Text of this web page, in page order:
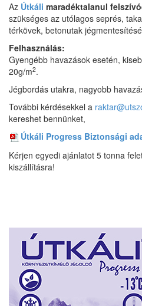
Az Útkáli maradéktalanul
szükséges az utólagos seprés,
térkövek, betonutak
Felhasználás:
Gyengébb havazások esetén,
20g/m2.
Jégbordás utakra, nagyobb
További kérdésekkel a
kereshet bennünket,
Útkáli Progress Biztonsági
Kérjen egyedi ajánlatot 5 tonna
kiszállításra!